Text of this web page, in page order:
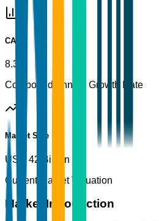
CAGR
8.3%
Compound Annual Growth Rate
Market Size
USD 42 Billion
Current Market Valuation
Market Introduction